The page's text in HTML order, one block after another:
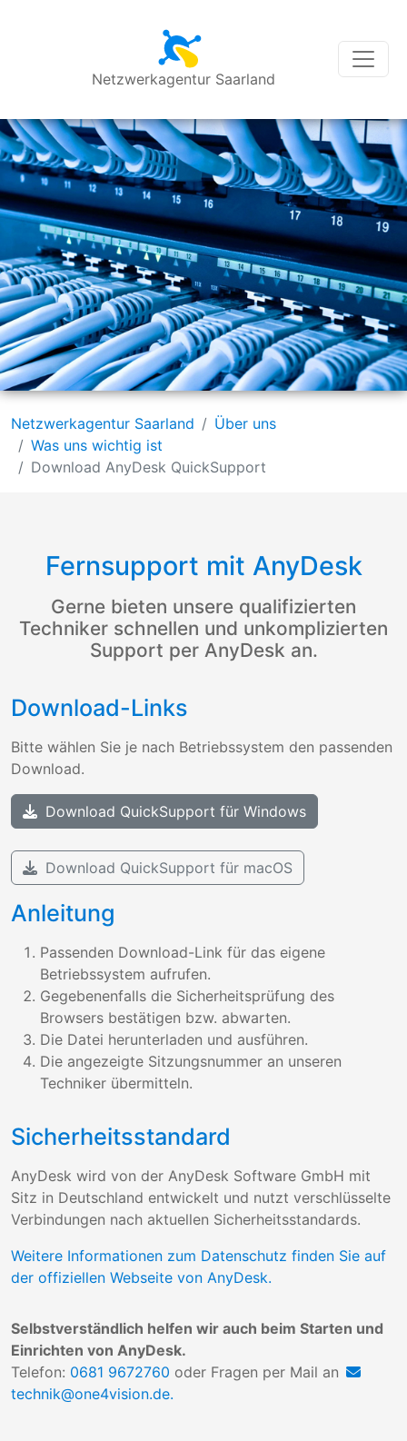
Netzwerkagentur Saarland
Netzwerkagentur Saarland
Über uns
Was uns wichtig ist
Download AnyDesk QuickSupport
Fernsupport mit AnyDesk
Gerne bieten unsere qualifizierten
Techniker schnellen und unkomplizierten
Support per AnyDesk an.
Download-Links
Bitte wählen Sie je nach Betriebssystem den passenden
Download.
Download QuickSupport für Windows
Download QuickSupport für macOS
Anleitung
Passenden Download-Link für das eigene
Betriebssystem aufrufen.
Gegebenenfalls die Sicherheitsprüfung des
Browsers bestätigen bzw. abwarten.
Die Datei herunterladen und ausführen.
Die angezeigte Sitzungsnummer an unseren
Techniker übermitteln.
Sicherheitsstandard
AnyDesk wird von der AnyDesk Software GmbH mit
Sitz in Deutschland entwickelt und nutzt verschlüsselte
Verbindungen nach aktuellen Sicherheitsstandards.
Weitere Informationen zum Datenschutz finden Sie auf
der offiziellen Webseite von AnyDesk.
Selbstverständlich helfen wir auch beim Starten und
Einrichten von AnyDesk.
Telefon: 0681 9672760 oder Fragen per Mail an
technik@one4vision.de.